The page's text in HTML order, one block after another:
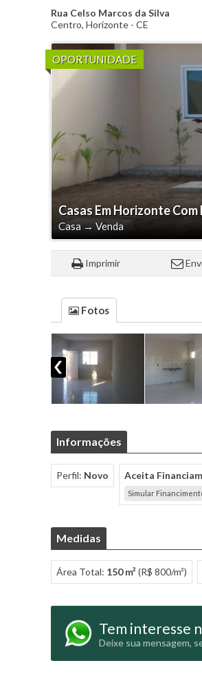
Rua Celso Marcos da Silva
Centro, Horizonte- CE
OPORTUNIDADE
Casas Em Horizonte
Casa→Venda
Imprimir
Fotos
Informações
Perfil: Novo Aceita
Simular
Medidas
Área Total: 150 m² (R$ 800/m²)
Tem interesse
Deixe sua mensagem,